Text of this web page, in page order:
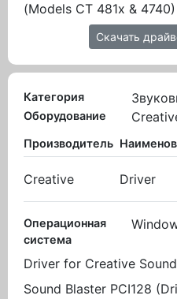
(Models CT 481x & 4740)
Скачать
Категория
Оборудование
Производитель
Creative Driver
Операционная
система
Driver for Creative
Sound Blaster PCI128